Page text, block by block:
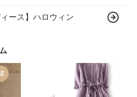
ィース】ハロウィン